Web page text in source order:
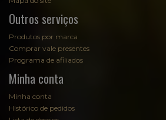
Outros serviços
Produtos por marca
Comprar vale presentes
Programa de afiliados
Minha conta
Minha conta
Histórico de pedidos